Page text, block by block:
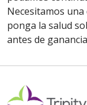
Necesitamos
ponga la salud
antes de